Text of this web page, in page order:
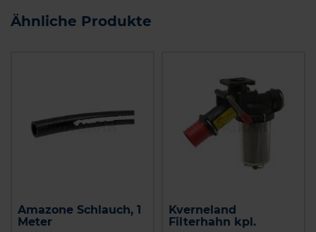
Ähnliche Produkte
Amazone Schlauch, 1
Meter
Kverneland
Filterhahn kpl.